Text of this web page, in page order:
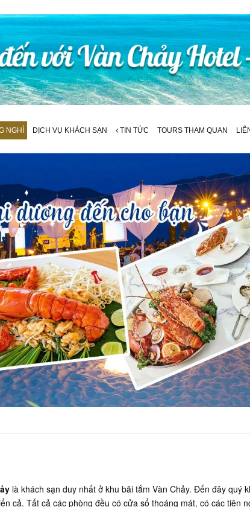
NGHỈ DỊCH VỤ KHÁCH SẠN TIN TỨC TOURS THAM QUAN
là khách sạn duy nhất ở khu bãi tắm Vàn Chảy. Đến đây quý
cả. Tất cả các phòng đều có cửa sổ thoáng mát, có các tiện